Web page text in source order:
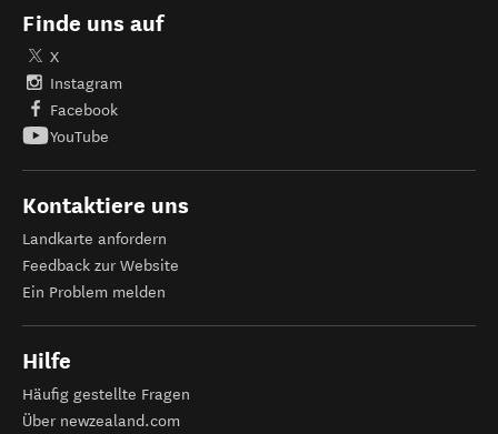
Finde uns auf
X
Instagram
Facebook
YouTube
Kontaktiere uns
Landkarte anfordern
Feedback zur Website
Ein Problem melden
Hilfe
Häufig gestellte Fragen
Über newzealand.com